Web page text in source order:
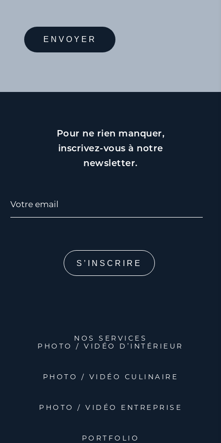
Pour ne rien manquer,
inscrivez-vous à notre
newsletter.
Votre email
NOS SERVICES
PHOTO / VIDÉO D’INTÉRIEUR
PHOTO / VIDÉO CULINAIRE
PHOTO / VIDÉO ENTREPRISE
PORTFOLIO